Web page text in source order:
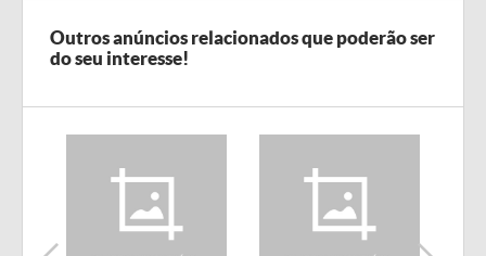
Outros anúncios relacionados que poderão ser
do seu interesse!